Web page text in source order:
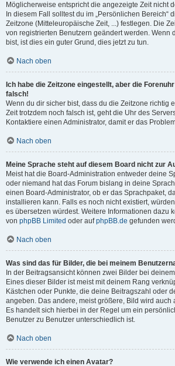
Möglicherweise entspricht die angezeigte Zeit nicht
In diesem Fall solltest du im „Persönlichen Bereich“
Zeitzone (Mitteleuropäische Zeit, ...) festlegen. Die
von registrierten Benutzern geändert werden. Wenn
bist, ist dies ein guter Grund, dies jetzt zu tun.
Nach oben
Ich habe die Zeitzone eingestellt, aber die
falsch!
Wenn du dir sicher bist, dass du die Zeitzone richtig
Zeit trotzdem noch falsch ist, geht die Uhr des
Kontaktiere einen Administrator, damit er das
Nach oben
Meine Sprache steht auf diesem Board nicht zur
Meist hat die Board-Administration entweder deine
oder niemand hat das Forum bislang in deine
einen Board-Administrator, ob er das Sprachpaket,
installieren kann. Falls es noch nicht existiert,
es übersetzen würdest. Weitere Informationen dazu
von phpBB Limited oder aufphpBB.de gefunden
Nach oben
Was sind das für Bilder, die bei meinem
In der Beitragsansicht können zwei Bilder bei
Eines dieser Bilder ist meist mit deinem Rang
Kästchen oder Punkte, die deine Beitragszahl oder
angeben. Das andere, meist größere, Bild wird auch
Es handelt sich hierbei in der Regel um ein
Benutzer zu Benutzer unterschiedlich ist.
Nach oben
Wie verwende ich einen Avatar?